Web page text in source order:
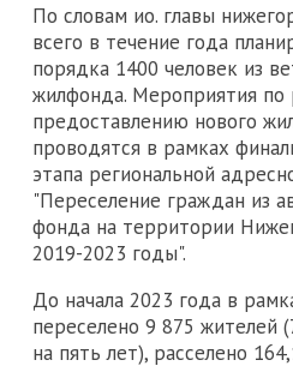
По словам ио. главы
всего в течение года
порядка 1400 человек из
жилфонда. Мероприятия по
предоставлению нового
проводятся в рамках
этапа региональной
"Переселение граждан из
фонда на территории
2019-2023 годы".
До начала 2023 года в
переселено 9 875 жителей
на пять лет), расселено